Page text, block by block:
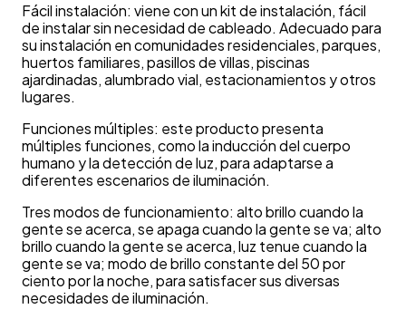
Fácil instalación: viene con un kit de instalación, fácil
de instalar sin necesidad de cableado. Adecuado para
su instalación en comunidades residenciales, parques,
huertos familiares, pasillos de villas, piscinas
ajardinadas, alumbrado vial, estacionamientos y otros
lugares.
Funciones múltiples: este producto presenta
múltiples funciones, como la inducción del cuerpo
humano y la detección de luz, para adaptarse a
diferentes escenarios de iluminación.
Tres modos de funcionamiento: alto brillo cuando la
gente se acerca, se apaga cuando la gente se va; alto
brillo cuando la gente se acerca, luz tenue cuando la
gente se va; modo de brillo constante del 50 por
ciento por la noche, para satisfacer sus diversas
necesidades de iluminación.